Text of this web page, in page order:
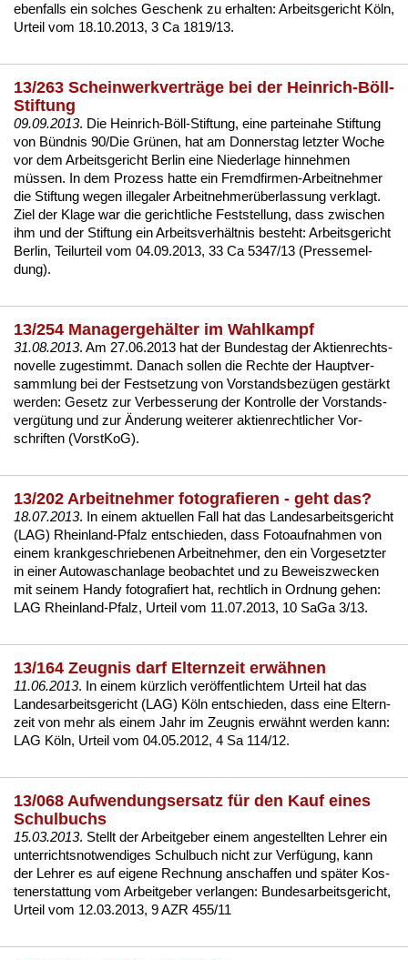
eben­falls ein sol­ches Ge­schenk zu er­hal­ten: Ar­beits­ge­richt Köln,
Ur­teil vom 18.10.2013, 3 Ca 1819/13.
13/263 Scheinwerkverträge bei der Heinrich-Böll-
Stiftung
09.09.2013. Die Hein­rich-Böll-Stif­tung, ei­ne par­tei­na­he Stif­tung
von Bünd­nis 90/Die Grünen, hat am Don­ners­tag letz­ter Wo­che
vor dem Ar­beits­ge­richt Ber­lin ei­ne Nie­der­la­ge hin­neh­men
müssen. In dem Pro­zess hat­te ein Fremd­fir­men-Ar­beit­neh­mer
die Stif­tung we­gen il­le­ga­ler Ar­beit­neh­merüber­las­sung ver­klagt.
Ziel der Kla­ge war die ge­richt­li­che Fest­stel­lung, dass zwi­schen
ihm und der Stif­tung ein Ar­beits­verhält­nis be­steht: Ar­beits­ge­richt
Ber­lin, Teil­ur­teil vom 04.09.2013, 33 Ca 5347/13 (Pres­se­mel­
dung).
13/254 Managergehälter im Wahlkampf
31.08.2013. Am 27.06.2013 hat der Bun­des­tag der Ak­ti­en­rechts­
no­vel­le zu­ge­stimmt. Da­nach sol­len die Rech­te der Haupt­ver­
samm­lung bei der Fest­set­zung von Vor­stands­bezügen gestärkt
wer­den: Ge­setz zur Ver­bes­se­rung der Kon­trol­le der Vor­stands­
vergütung und zur Ände­rung wei­te­rer ak­ti­en­recht­li­cher Vor­
schrif­ten (Vorst­KoG).
13/202 Arbeitnehmer fotografieren - geht das?
18.07.2013. In ei­nem ak­tu­el­len Fall hat das Lan­des­ar­beits­ge­richt
(LAG) Rhein­land-Pfalz ent­schie­den, dass Fo­to­auf­nah­men von
ei­nem krank­ge­schrie­be­nen Ar­beit­neh­mer, den ein Vor­ge­setz­ter
in ei­ner Au­to­wasch­an­la­ge be­ob­ach­tet und zu Be­weis­zwe­cken
mit sei­nem Han­dy fo­to­gra­fiert hat, recht­lich in Ord­nung ge­hen:
LAG Rhein­land-Pfalz, Ur­teil vom 11.07.2013, 10 Sa­Ga 3/13.
13/164 Zeugnis darf Elternzeit erwähnen
11.06.2013. In ei­nem kürz­lich veröffent­lich­tem Ur­teil hat das
Lan­des­ar­beits­ge­richt (LAG) Köln ent­schie­den, dass ei­ne El­tern­
zeit von mehr als ei­nem Jahr im Zeug­nis erwähnt wer­den kann:
LAG Köln, Ur­teil vom 04.05.2012, 4 Sa 114/12.
13/068 Aufwendungsersatz für den Kauf eines
Schulbuchs
15.03.2013. Stellt der Ar­beit­ge­ber ei­nem an­ge­stell­ten Leh­rer ein
un­ter­richts­not­wen­di­ges Schul­buch nicht zur Verfügung, kann
der Leh­rer es auf ei­ge­ne Rech­nung an­schaf­fen und später Kos­
ten­er­stat­tung vom Ar­beit­ge­ber ver­lan­gen: Bun­des­ar­beits­ge­richt,
Ur­teil vom 12.03.2013, 9 AZR 455/11